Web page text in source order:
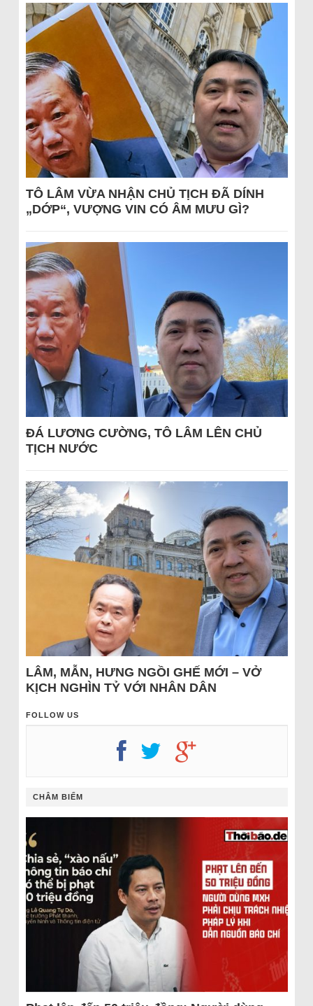
TÔ LÂM VỪA NHẬN CHỦ TỊCH ĐÃ DÍNH
„DỚP“, VƯỢNG VIN CÓ ÂM MƯU GÌ?
ĐÁ LƯƠNG CƯỜNG, TÔ LÂM LÊN CHỦ
TỊCH NƯỚC
LÂM, MẪN, HƯNG NGỒI GHẾ MỚI – VỞ
KỊCH NGHÌN TỶ VỚI NHÂN DÂN
FOLLOW US
CHÂM BIẾM